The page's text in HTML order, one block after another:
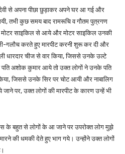
से अपना पीछा छुड़ाकर अपने घर आ गई और
तभी कुछ समय बाद रामरूचि व गौतम पुत्रगण
मोटर साइकिल से आये और मोटर साइकिल उनकी
करते हुए मारपीट करनी शुरू कर दी और
धारदार चीज से वार किया, जिससे उनके उल्टे
अशोक कुमार आये तो उक्त लोगों ने उनके पति
जिससे उनके सिर पर चोट आयी और नाबालिग
जाने पर, उक्त लोगों की मारपीट के कारण उन्हें भी
के बहुत से लोगों के आ जाने पर उपरोक्त लोग मुझे
की धमकी देते हुए भाग गये। उन्होंने उक्त लोगों